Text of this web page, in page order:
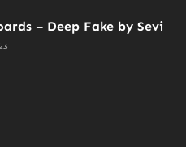
– Deep Fake by Sevi